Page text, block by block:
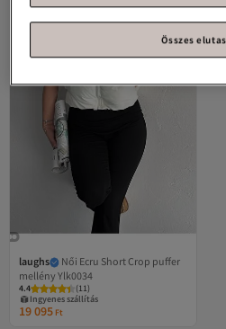
laughs
Női Ecru Short Crop puffer
mellény Ylk0034
4.4 (11)
Ingyenes szállítás
19 095 Ft
Összes